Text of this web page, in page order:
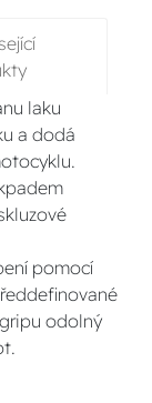
laku
a dodá
pomocí
odolný